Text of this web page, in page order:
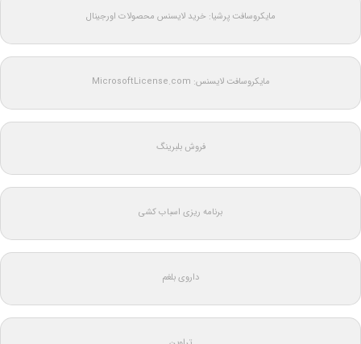
مایکروسافت پرشیا: خرید لایسنس محصولات اورجینال
مایکروسافت لایسنس: MicrosoftLicense.com
فروش بلبرینگ
برنامه ریزی اسباب کشی
داروی بلغم